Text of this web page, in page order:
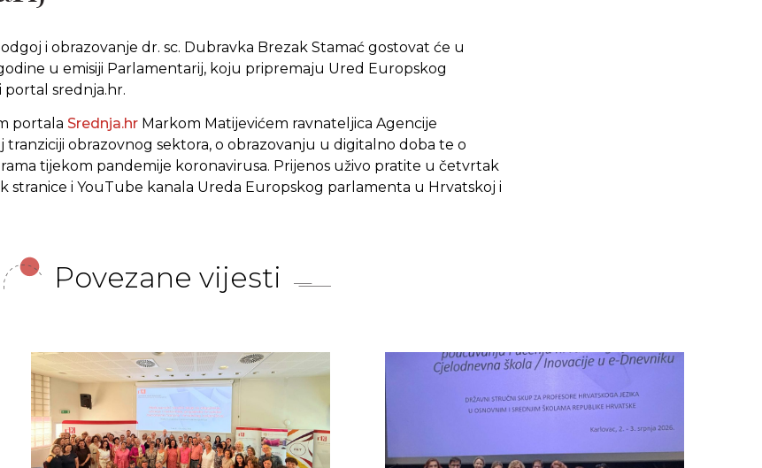
i obrazovanje dr. sc. Dubravka Brezak Stamać gostovat će u
u emisiji Parlamentarij, koju pripremaju Ured Europskog
srednja.hr.
portala Srednja.hr Markom Matijevićem ravnateljica Agencije
tranziciji obrazovnog sektora, o obrazovanju u digitalno doba te o
tijekom pandemije koronavirusa. Prijenos uživo pratite u četvrtak
stranice i YouTube kanala Ureda Europskog parlamenta u Hrvatskoj i
Povezane vijesti